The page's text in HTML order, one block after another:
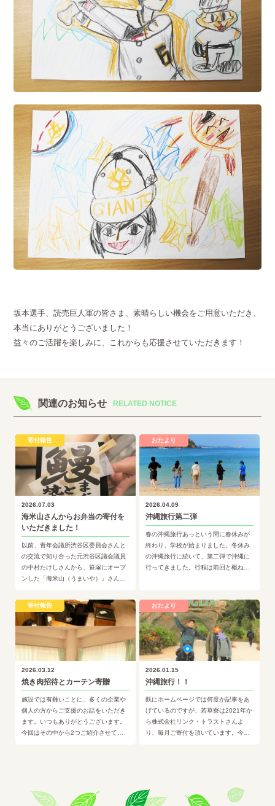
坂本選手、読売巨人軍の皆さま、素晴らしい機会をご用意いただき、
本当にありがとうございました！
益々のご活躍を楽しみに、これからも応援させていただきます！
関連のお知らせ RELATED NOTICE
寄付報告
2026.07.03
海米山さんからお弁当の寄付を
いただきました！
以前、青年会議所渋谷区委員会さんと
の交流で知り合った元渋谷区議会議員
の中村たけしさんから、笹塚にオープ
ンした「海米山（うまいや）」さんと
の支援を考えているということで…
おたより
2026.04.09
沖縄旅行第二弾
春の沖縄旅行あっという間に春休みが
終わり、学校が始まりました。冬休み
の沖縄旅行に続いて、第二弾で沖縄に
行ってきました。行程は前回と概ね一
寄付報告
2026.03.12
焼き肉招待とカーテン寄贈
施設では有難いことに、多くの企業や
個人の方からご支援のお話をいただき
ます。いつもありがとうございます。
今回はその中から2つご紹介させてい
おたより
2026.01.15
沖縄旅行！！
既にホームページでは何度か記事をあ
げているのですが、若草寮は2021年か
ら株式会社リンク・トラストさんよ
り、毎月ご寄付を頂いています。今